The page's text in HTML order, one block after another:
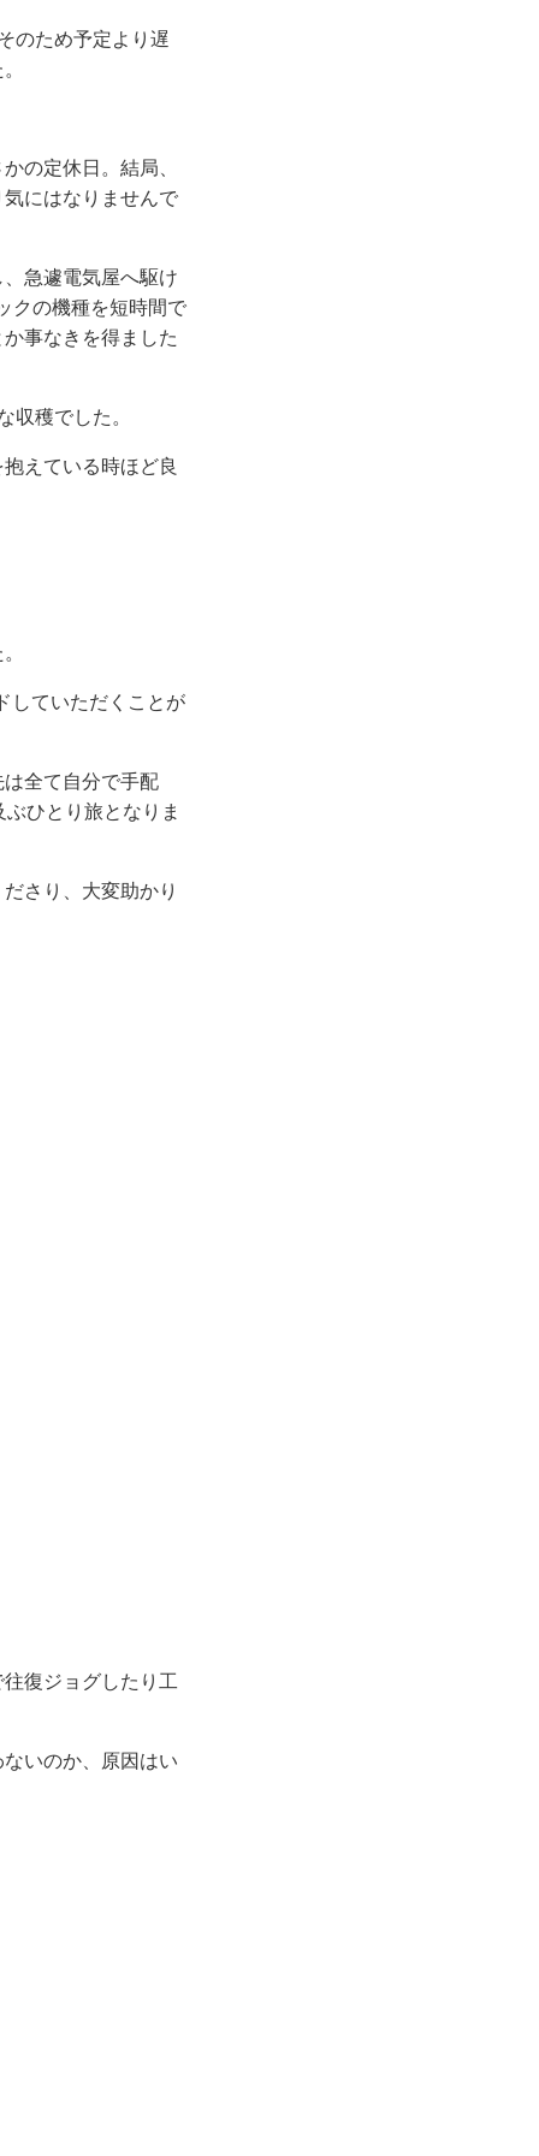
のため予定より遅
の定休日。結局、
にはなりませんで
急遽電気屋へ駆け
クの機種を短時間で
事なきを得ました
収穫でした。
えている時ほど良
していただくことが
全て自分で手配
ひとり旅となりま
さり、大変助かり
復ジョグしたり工
いのか、原因はい